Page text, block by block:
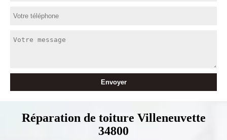
Réparation de toiture Villeneuvette
34800